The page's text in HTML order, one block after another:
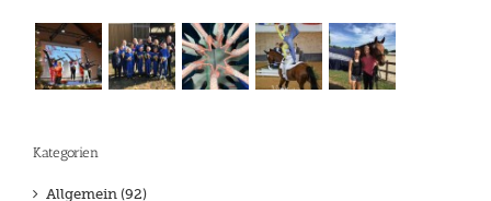
Kategorien
Allgemein (92)